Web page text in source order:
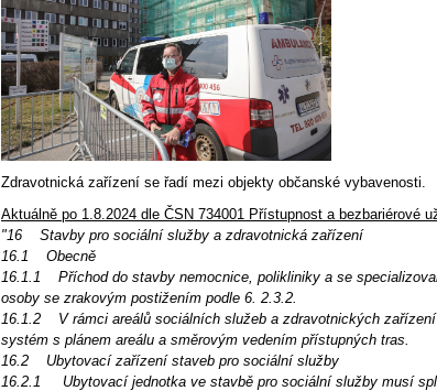
Zdravotnická zařízení se řadí mezi objekty občanské vybavenosti.
Aktuálně po 1.8.2024 dle ČSN 734001 Přístupnost a bezbariérové
"16 Stavby pro sociální služby a zdravotnická zařízení
16.1 Obecně
16.1.1 Příchod do stavby nemocnice, polikliniky a se
osoby se zrakovým postižením podle 6. 2.3.2.
16.1.2 V rámci areálů sociálních služeb a zdravotnických
systém s plánem areálu a směrovým vedením přístupných tras.
16.2 Ubytovací zařízení staveb pro sociální služby
16.2.1 Ubytovací jednotka ve stavbě pro sociální služby musí